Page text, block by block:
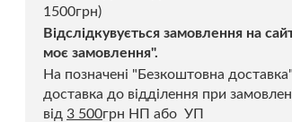
1500грн)
Відслідкувується замовлення на
моє замовлення".
На позначені "Безкоштовна
доставка до відділення при
від 3 500грн НП або УП